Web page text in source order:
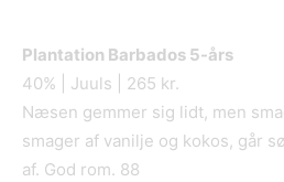
Plantation Barbados 5-års
40% | Juuls | 265 kr.
Næsen gemmer sig lidt, men
smager af vanilje og kokos, går
af. God rom. 88